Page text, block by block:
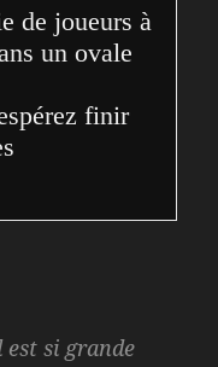
un ovale
est si grande